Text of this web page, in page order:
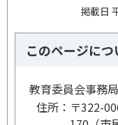
掲載日
このページに
教育委員会事務
住所： 〒322-